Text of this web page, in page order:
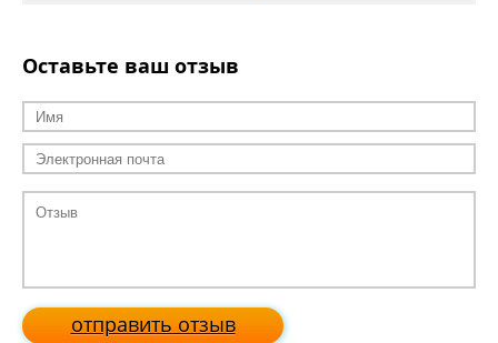
Оставьте ваш отзыв
отправить отзыв